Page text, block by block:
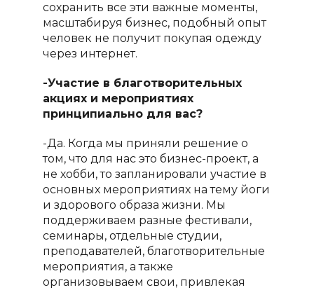
сохранить все эти важные моменты,
масштабируя бизнес, подобный опыт
человек не получит покупая одежду
через интернет.
-Участие в благотворительных
акциях и мероприятиях
принципиально для вас?
-Да. Когда мы приняли решение о
том, что для нас это бизнес-проект, а
не хобби, то запланировали участие в
основных мероприятиях на тему йоги
и здорового образа жизни. Мы
поддерживаем разные фестивали,
семинары, отдельные студии,
преподавателей, благотворительные
мероприятия, а также
организовываем свои, привлекая